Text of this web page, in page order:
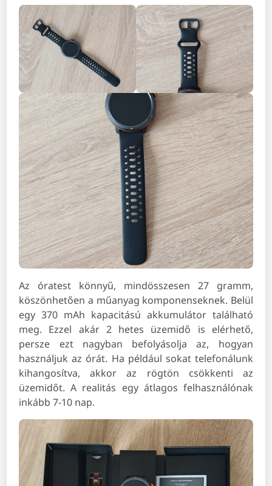
Az óratest könnyű, mindösszesen 27 gramm,
köszönhetően a műanyag komponenseknek. Belül
egy 370 mAh kapacitású akkumulátor található
meg. Ezzel akár 2 hetes üzemidő is elérhető,
persze ezt nagyban befolyásolja az, hogyan
használjuk az órát. Ha például sokat telefonálunk
kihangosítva, akkor az rögtön csökkenti az
üzemidőt. A realitás egy átlagos felhasználónak
inkább 7-10 nap.